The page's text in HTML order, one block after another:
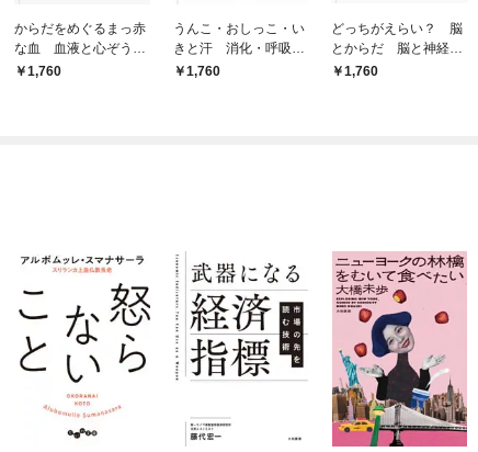
からだをめぐるまっ赤
な血 血液と心ぞうの
話1,760
うんこ・おしっこ・い
きと汗 消化・呼吸・
はいせつの話
1,760
どっちがえらい？ 脳
とからだ 脳と神経の
話1,760